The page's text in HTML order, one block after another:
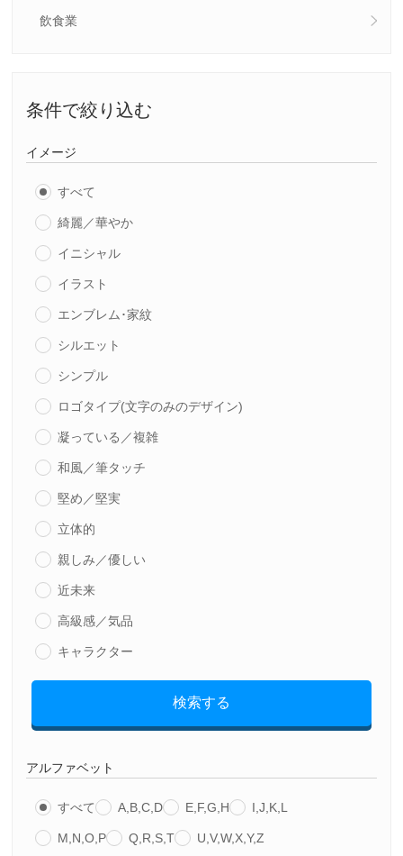
飲食業
条件で絞り込む
イメージ
すべて
綺麗／華やか
イニシャル
イラスト
エンブレム･家紋
シルエット
シンプル
ロゴタイプ(文字のみのデザイン)
凝っている／複雑
和風／筆タッチ
堅め／堅実
立体的
親しみ／優しい
近未来
高級感／気品
キャラクター
検索する
アルファベット
すべて A,B,C,D E,F,G,H I,J,K,L
M,N,O,P Q,R,S,T U,V,W,X,Y,Z